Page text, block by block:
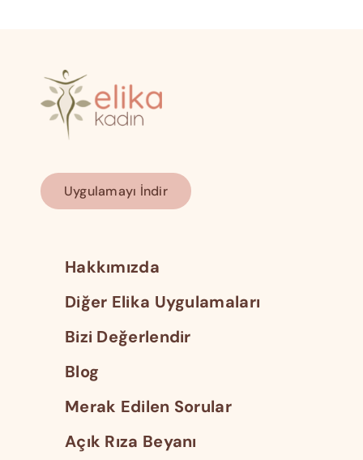
Uygulamayı İndir
Hakkımızda
Diğer Elika Uygulamaları
Bizi Değerlendir
Blog
Merak Edilen Sorular
Açık Rıza Beyanı